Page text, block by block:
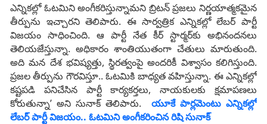
ఎన్నికల్లో ఓటమిని అంగీకరిస్తున్నామని బ్రిటన్‌ ప్రజలు నిర్ణయాత్మకమైన
తీర్పును ఇచ్చారని తెలిపారు. ఈ సార్వత్రిక ఎన్నికల్లో లేబర్‌ పార్టీ
విజయం సాధించింది. ఆ పార్టీ నేత కీర్‌ స్టార్మర్‌కు అభినందనలు
తెలియజేస్తున్నా. అధికారం శాంతియుతంగా చేతులు మారుతుంది.
అది మన దేశ భవిష్యత్తు, స్థిరత్వంపై అందరికీ విశ్వాసం కలిగిస్తుంది.
ప్రజల తీర్పును గౌరవిస్తూ.. ఓటమికి బాధ్యత వహిస్తున్నా. ఈ ఎన్నికల్లో
కష్టపడి పనిచేసిన పార్టీ కార్యకర్తలు, నాయకులకు క్షమాపణలు
కోరుతున్నా’ అని సునాక్‌ తెలిపారు. యూకే పార్లమెంటు ఎన్నికల్లో
లేబర్ పార్టీ విజయం.. ఓటమిని అంగీకరించిన రిషి సునాక్